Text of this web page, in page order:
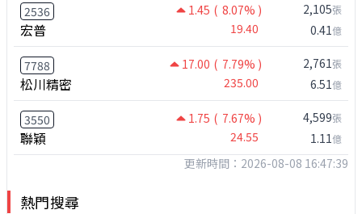
2536 1.45 ( 8.07% )
宏普 19.40
2,105張
0.41億
7788 17.00 ( 7.79% )
松川精密 235.00
2,761張
6.51億
3550 1.75 ( 7.67% )
聯穎 24.55
4,599張
1.11億
更新時間：2026-08-08 16:47:39
熱門搜尋